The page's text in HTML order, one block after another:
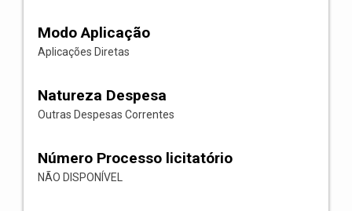
Modo Aplicação
Aplicações Diretas
Natureza Despesa
Outras Despesas Correntes
Número Processo licitatório
NÃO DISPONÍVEL